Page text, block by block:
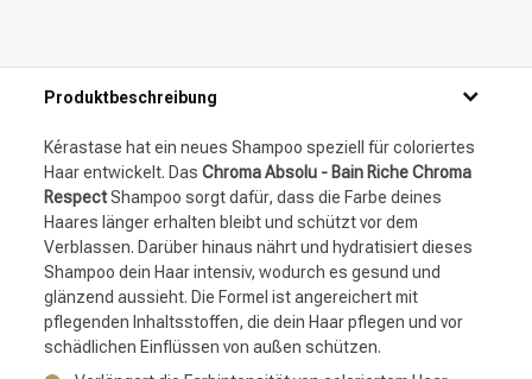
Produktbeschreibung
Kérastase hat ein neues Shampoo speziell für coloriertes
Haar entwickelt. Das Chroma Absolu - Bain Riche Chroma
RespectShampoo sorgt dafür, dass die Farbe deines
Haares länger erhalten bleibt und schützt vor dem
Verblassen. Darüber hinaus nährt und hydratisiert dieses
Shampoo dein Haar intensiv, wodurch es gesund und
glänzend aussieht. Die Formel ist angereichert mit
pflegenden Inhaltsstoffen, die dein Haar pflegen und vor
schädlichen Einflüssen von außen schützen.